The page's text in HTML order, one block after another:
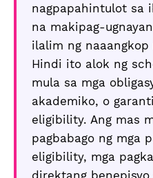
nagpapahintulot sa
na makipag-
ilalim ng
Hindi ito alok ng
mula sa mga
akademiko, o
eligibility. Ang mas
pagbabago ng mga
eligibility, mga
direktang